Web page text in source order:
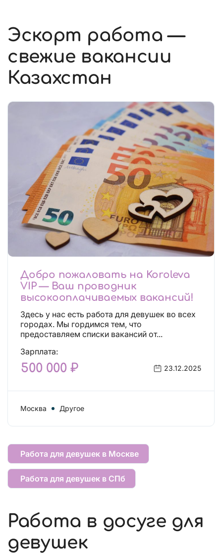
Эскорт работа —
свежие вакансии
Казахстан
Добро пожаловать на Koroleva
VIP — Ваш проводник
высокооплачиваемых вакансий!
Здесь у нас есть работа для девушек во всех
городах. Мы гордимся тем, что
предоставляем списки вакансий от...
Зарплата:
500 000 ₽ 23.12.2025
Москва Другое
Работа для девушек в Москве
Работа для девушек в СПб
Работа в досуге для
девушек